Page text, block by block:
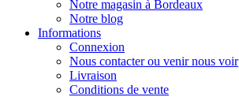
Notre magasin à Bordeaux
Notre blog
Informations
Connexion
Nous contacter ou venir nous voir
Livraison
Conditions de vente